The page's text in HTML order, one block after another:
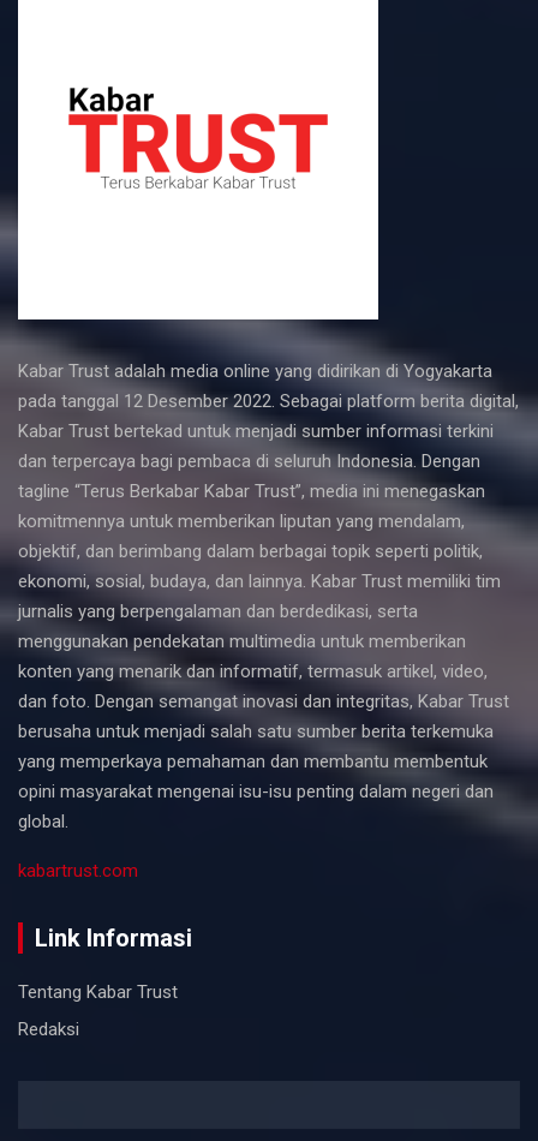
Kabar Trust adalah media online yang didirikan di Yogyakarta
pada tanggal 12 Desember 2022. Sebagai platform berita digital,
Kabar Trust bertekad untuk menjadi sumber informasi terkini
dan terpercaya bagi pembaca di seluruh Indonesia. Dengan
tagline “Terus Berkabar Kabar Trust”, media ini menegaskan
komitmennya untuk memberikan liputan yang mendalam,
objektif, dan berimbang dalam berbagai topik seperti politik,
ekonomi, sosial, budaya, dan lainnya. Kabar Trust memiliki tim
jurnalis yang berpengalaman dan berdedikasi, serta
menggunakan pendekatan multimedia untuk memberikan
konten yang menarik dan informatif, termasuk artikel, video,
dan foto. Dengan semangat inovasi dan integritas, Kabar Trust
berusaha untuk menjadi salah satu sumber berita terkemuka
yang memperkaya pemahaman dan membantu membentuk
opini masyarakat mengenai isu-isu penting dalam negeri dan
global.
kabartrust.com
Link Informasi
Tentang Kabar Trust
Redaksi